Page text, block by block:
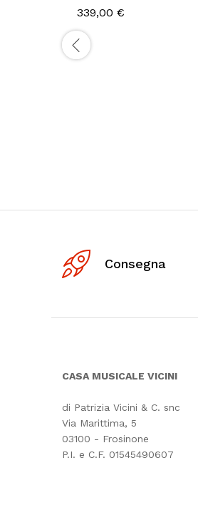
339,00 €
Consegna
CASA MUSICALE VICINI
di Patrizia Vicini & C. snc
Via Marittima, 5
03100 - Frosinone
P.I. e C.F. 01545490607